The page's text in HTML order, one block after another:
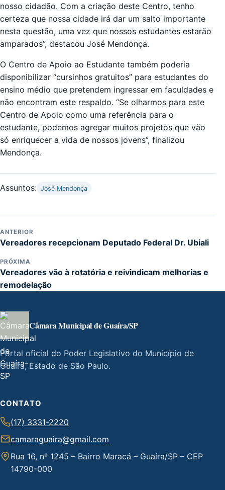
nosso cidadão. Com a criação deste Centro, tenho
certeza que nossa cidade irá dar um salto importante
nesta questão, uma vez que nossos estudantes estarão
amparados”, destacou José Mendonça.
O Centro de Apoio ao Estudante também poderia
disponibilizar “cursinhos gratuitos” para estudantes do
ensino médio que pretendem ingressar em faculdades e
não encontram este respaldo. “Se olharmos para este
Centro de Apoio como uma referência para o
estudante, podemos agregar muitos projetos que vão
só enriquecer a vida de nossos jovens”, finalizou
Mendonça.
Assuntos: José Mendonça
ANTERIOR
Vereadores recepcionam Deputado Federal Dr. Ubiali
PRÓXIMA
Vereadores vão à rotatória e reivindicam melhorias e
remodelação
Câmara Municipal de Guaíra/SP
Portal oficial do Poder Legislativo do Município de
Guaíra, Estado de São Paulo.
CONTATO
(17) 3331-2220
camaraguaira@gmail.com
Rua 16, nº 1245 – Bairro Maracá – Guaíra/SP – CEP
14790-000